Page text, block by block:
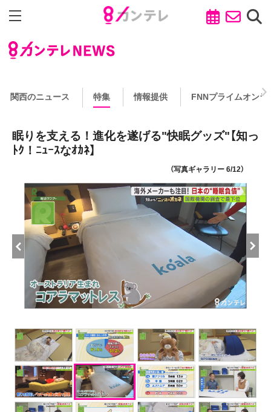
関西のニュース 特集 情報提供 FNNプライムオンラ
眠りを支える！進化を遂げる"快眠グッズ"【知っ
ﾄｸ！ﾆｭｰｽなｵｶﾈ】
（写真ギャラリー 6/12）